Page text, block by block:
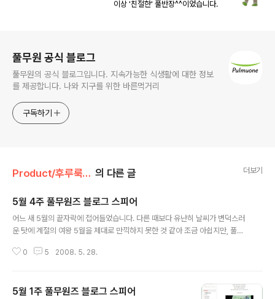
이상 '친절한' 풀반장^^이었습니다.
풀무원 공식 블로그
풀무원의 공식 블로그입니다. 지속가능한 식생활에 대한 정보
를 제공합니다. 나와 지구를 위한 바른먹거리
구독하기
Product/후루룩! 라면데이 의 다른 글 더보기
5월 4주 풀무원즈 블로그 스피어
어느 새 5월의 끝자락에 접어들었습니다. 다른 때보다 유난히 날씨가 변덕스러
운 탓에 계절의 여왕 5월을 제대로 만끽하지 못한 것 같아 조금 아쉽지만, 풀무
과 함께 지낸 분들의 소식, 블로고스피어에서 쏙쏙 뽑은 싱싱한 풀무원 이야기
얼 스트로베리로 만든 샐러드 드레싱, 들어보셨나요? 푸드스타일리스트 별리님
0 5 2008. 5. 28.
5월 1주 풀무원즈 블로그 스피어